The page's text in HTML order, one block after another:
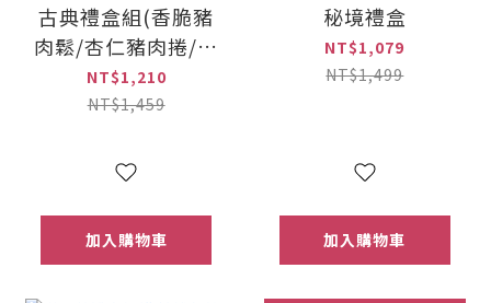
古典禮盒組(香脆豬
肉鬆/杏仁豬肉捲/醬
燒豬肉絲/原味檸檬
豬肉乾/豆乳豬肉條)
NT$1,210
NT$1,459
加入購物車
秘境禮盒
NT$1,079
NT$1,499
加入購物車